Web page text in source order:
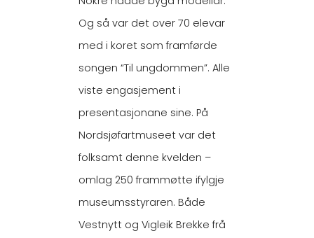
Og så var det over 70 elevar
med i koret som framførde
songen “Til ungdommen”. Alle
viste engasjement i
presentasjonane sine. På
Nordsjøfartmuseet var det
folksamt denne kvelden –
omlag 250 frammøtte ifylgje
museumsstyraren. Både
Vestnytt og Vigleik Brekke frå